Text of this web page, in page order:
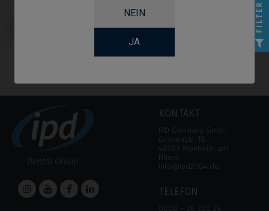
NEIN
JA
Tools & Extras IPD 3D CrCo Base
KONTAKT
IPD Germany GmbH
Grabenstr. 18
40789 Monheim am
Rhein
info@ipd2004.de
TELEFON
0800 – 28 300 28
FILTER